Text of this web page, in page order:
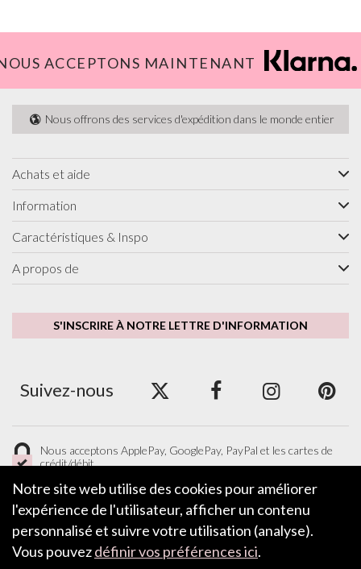
ACCEPTONS MAINTENANT
Nous offrons des services d'expédition dans le monde entier
Achats et aide
Information
Caractéristiques & Inspo
A propos de
S'INSCRIRE À NOTRE LETTRE D'INFORMATION
Suivez-nous
Nous acceptons ApplePay, GooglePay, PayPal et les cartes de
crédit/débit.
LAISSER UN COMMENTAIRE
Notre site web utilise des cookies pour améliorer
l'expérience de l'utilisateur, afficher un contenu
personnalisé et suivre votre utilisation (analyse).
Vous pouvezdéfinir vos préférences ici.